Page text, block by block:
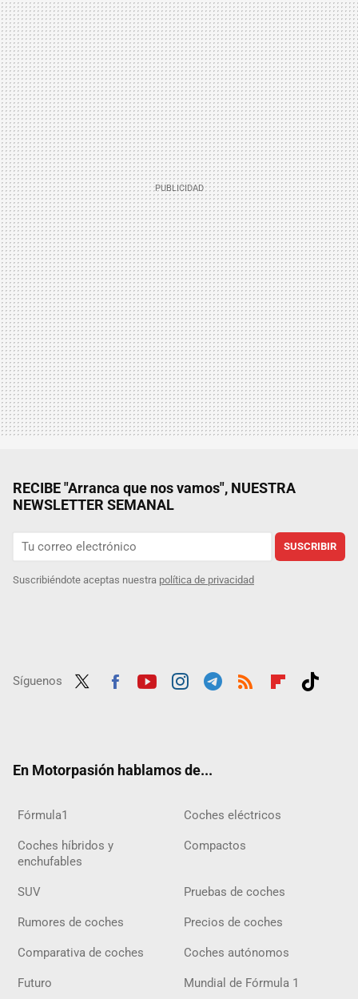
RECIBE "Arranca que nos vamos", NUESTRA
NEWSLETTER SEMANAL
SUSCRIBIR
Suscribiéndote aceptas nuestra política de privacidad
Síguenos
En Motorpasión hablamos de...
Fórmula1 Coches eléctricos
Coches híbridos y
enchufables
Compactos
SUV Pruebas de coches
Rumores de coches Precios de coches
Comparativa de coches Coches autónomos
Futuro Mundial de Fórmula 1